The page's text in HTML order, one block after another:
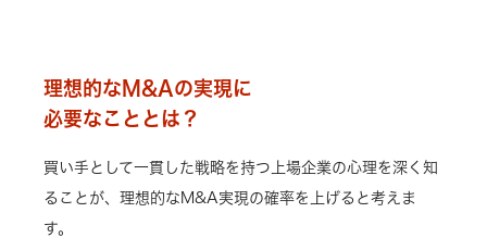
理想的なM&Aの実現に
必要なこととは？
買い手として一貫した戦略を持つ上場企業の心理を深く知
ることが、理想的なM&A実現の確率を上げると考えま
す。